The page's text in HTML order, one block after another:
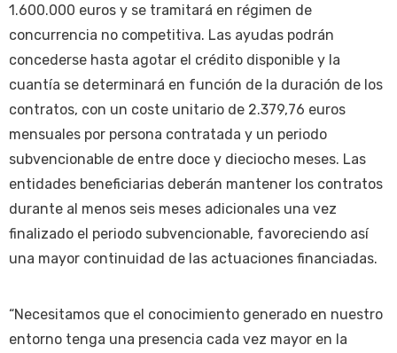
1.600.000 euros y se tramitará en régimen de
concurrencia no competitiva. Las ayudas podrán
concederse hasta agotar el crédito disponible y la
cuantía se determinará en función de la duración de los
contratos, con un coste unitario de 2.379,76 euros
mensuales por persona contratada y un periodo
subvencionable de entre doce y dieciocho meses. Las
entidades beneficiarias deberán mantener los contratos
durante al menos seis meses adicionales una vez
finalizado el periodo subvencionable, favoreciendo así
una mayor continuidad de las actuaciones financiadas.
“Necesitamos que el conocimiento generado en nuestro
entorno tenga una presencia cada vez mayor en la